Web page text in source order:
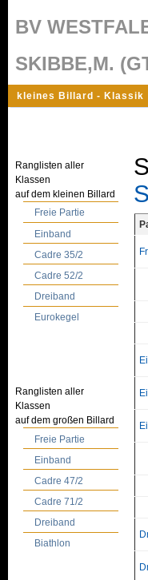
BV
SKIBBE,M.
kleines Billard - Klassik
Ranglisten aller
Klassen
auf dem kleinen Billard
Freie Partie
Einband
Cadre 35/2
Cadre 52/2
Dreiband
Eurokegel
Ranglisten aller
Klassen
auf dem großen Billard
Freie Partie
Einband
Cadre 47/2
Cadre 71/2
Dreiband
Biathlon